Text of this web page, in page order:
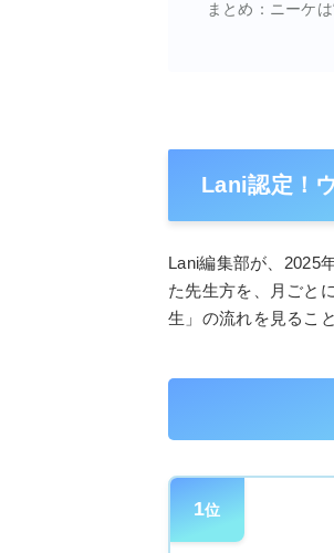
まとめ：ニーケ
Lani認定！
Lani編集部が、2025
た先生方を、月ごと
生」の流れを見るこ
1位